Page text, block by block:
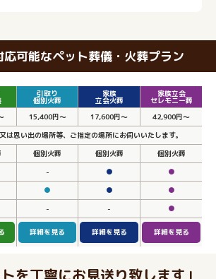
応可能なペット葬儀・火葬プラン
引取り
個別火葬
家族
立会火葬
家族立会
セレモニー葬
15,400円～ 17,600円～
42,900円～
は思い出の場所等、ご指定の場所にお伺いいたします。
個別火葬 個別火葬
個別火葬
- ●
●
● ●
●
- - ●
詳細を見る 詳細を見る 詳細を見る
を丁寧にお見送り致します」